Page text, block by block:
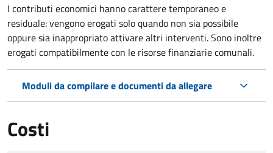
I contributi economici hanno carattere temporaneo e
residuale: vengono erogati solo quando non sia possibile
oppure sia inappropriato attivare altri interventi. Sono inoltre
erogati compatibilmente con le risorse finanziarie comunali.
Moduli da compilare e documenti da allegare
Costi